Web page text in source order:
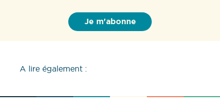
A lire également :